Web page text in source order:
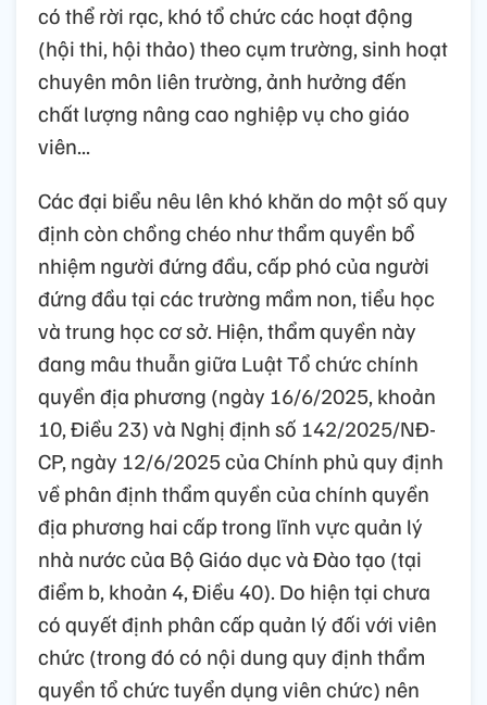
có thể rời rạc, khó tổ chức các hoạt động
(hội thi, hội thảo) theo cụm trường, sinh hoạt
chuyên môn liên trường, ảnh hưởng đến
chất lượng nâng cao nghiệp vụ cho giáo
viên...
Các đại biểu nêu lên khó khăn do một số quy
định còn chồng chéo như thẩm quyền bổ
nhiệm người đứng đầu, cấp phó của người
đứng đầu tại các trường mầm non, tiểu học
và trung học cơ sở. Hiện, thẩm quyền này
đang mâu thuẫn giữa Luật Tổ chức chính
quyền địa phương (ngày 16/6/2025, khoản
10, Điều 23) và Nghị định số 142/2025/NĐ-
CP, ngày 12/6/2025 của Chính phủ quy định
về phân định thẩm quyền của chính quyền
địa phương hai cấp trong lĩnh vực quản lý
nhà nước của Bộ Giáo dục và Đào tạo (tại
điểm b, khoản 4, Điều 40). Do hiện tại chưa
có quyết định phân cấp quản lý đối với viên
chức (trong đó có nội dung quy định thẩm
quyền tổ chức tuyển dụng viên chức) nên